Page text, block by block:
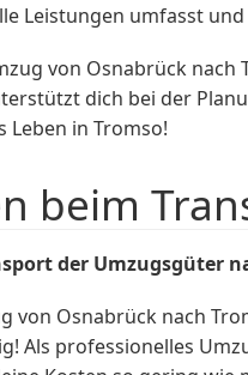
Leistungen umfasst
von Osnabrück
dich bei der
Leben in Tromso!
beim
der Umzugsgüter
von Osnabrück nach
Als professionelles